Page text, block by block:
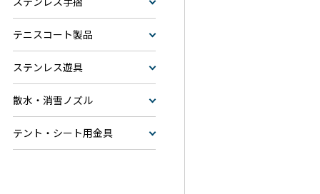
テニスコート製品
ステンレス遊具
散水・消雪ノズル
テント・シート用金具